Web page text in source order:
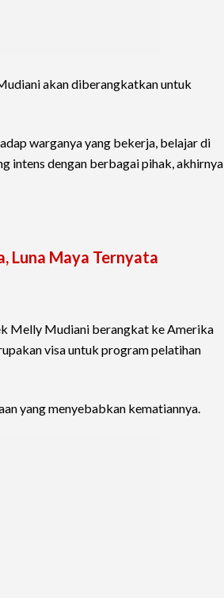
akan diberangkatkan untuk
warganya yang bekerja, belajar di
intens dengan berbagai pihak, akhirnya
Luna Maya Ternyata
Melly Mudiani berangkat ke Amerika
visa untuk program pelatihan
yang menyebabkan kematiannya.